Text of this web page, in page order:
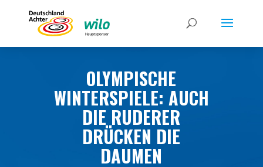
OLYMPISCHE
WINTERSPIELE: AUCH
DIE RUDERER
DRÜCKEN DIE
DAUMEN